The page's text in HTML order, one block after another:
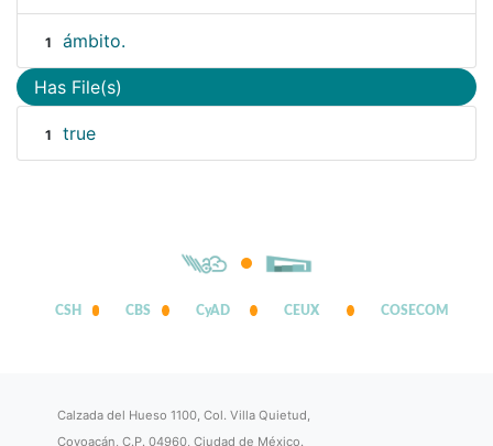
1 ámbito.
Has File(s)
1 true
CSH CBS CyAD CEUX COSECOM
Calzada del Hueso 1100, Col. Villa Quietud,
Coyoacán, C.P. 04960, Ciudad de México.